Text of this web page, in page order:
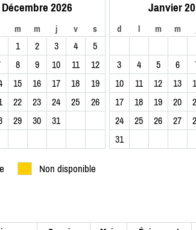
Décembre 2026
m m j v s
1 2 3 4
5
8 9 10 11
12
15 16 17 18
19
22 23 24 25
26
29 30 31
Janvier
d l m m
3
4 5 6
10
11 12 13
17
18 19 20
24
25 26 27
31
Non disponible